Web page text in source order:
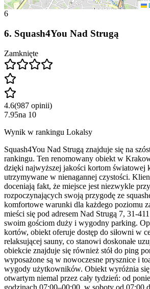
6
6. Squash4You Nad Strugą
Zamknięte
4.6(987 opinii)
7.95na 10
Wynik w rankingu Lokalsy
Squash4You Nad Strugą znajduje się na
rankingu. Ten renomowany obiekt w
dzięki najwyższej jakości kortom światowej
utrzymywane w nienagannej czystości.
doceniają fakt, że miejsce jest niezwykle
rozpoczynających swoją przygodę ze
komfortowe warunki dla każdego poziomu
mieści się pod adresem Nad Strugą 7, 31-
swoim gościom duży i wygodny parking.
kortów, obiekt oferuje dostęp do siłowni w
relaksującej sauny, co stanowi doskonałe
obiekcie znajduje się również stół do ping
wyposażone są w nowoczesne prysznice i
wygody użytkowników. Obiekt wyróżnia się
otwartym niemal przez cały tydzień: od
godzinach 07:00–00:00, w soboty od 07:00